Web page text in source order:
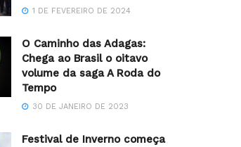
1 DE FEVEREIRO DE 2024
O Caminho das Adagas:
Chega ao Brasil o oitavo
volume da saga A Roda do
Tempo
30 DE JANEIRO DE 2023
Festival de Inverno começa